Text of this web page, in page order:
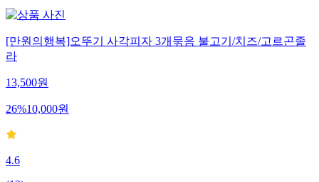
[만원의행복]오뚜기 사각피자 3개묶음 불고기/치즈/고르곤졸
라
13,500원
26%10,000원
4.6